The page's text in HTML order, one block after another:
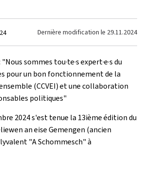
Dernière modification le 29.11.2024
sommes tou·te·s expert·e·s du
pour un bon fonctionnement de la
(CCVEI) et une collaboration
politiques"
2024 s'est tenue la 13ième édition du
an eise Gemengen (ancien
"A Schommesch" à